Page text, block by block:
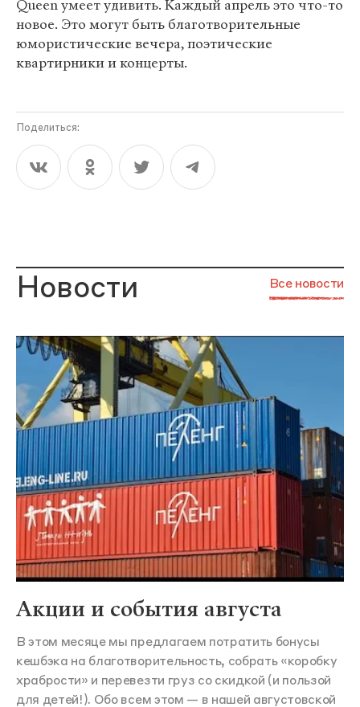
Queen умеет удивить. Каждый апрель это что-то
новое. Это могут быть благотворительные
юмористические вечера, поэтические
квартирники и концерты.
Поделиться:
Новости Все новости
Акции и события августа
В этом месяце мы предлагаем потратить бонусы
кешбэка на благотворительность, собрать «коробку
храбрости» и перевезти груз со скидкой (и пользой
для детей!). Обо всем этом — в нашей августовской